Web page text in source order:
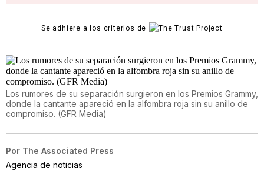
Se adhiere a los criterios de
Los rumores de su separación surgieron en los Premios Grammy,
donde la cantante apareció en la alfombra roja sin su anillo de
compromiso. (GFR Media)
Por The Associated Press
Agencia de noticias